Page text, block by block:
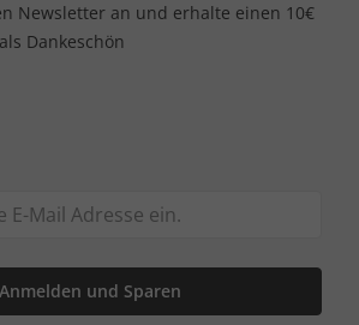
Newsletter an und erhalte einen 10€
Dankeschön
Anmelden und Sparen